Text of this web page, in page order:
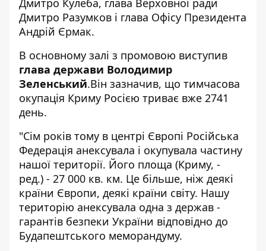
Дмитро Разумков і глава Офісу Президента
Андрій Єрмак.
В основному залі з промовою виступив
глава держави Володимир
Зеленський.Він зазначив, що тимчасова
окупація Криму Росією триває вже 2741
день.
"Сім років тому в центрі Європі Російська
Федерація анексувала і окупувала частину
нашої території. Його площа (Криму, -
ред.) - 27 000 кв. км. Це більше, ніж деякі
країни Європи, деякі країни світу. Нашу
територію анексувала одна з держав -
гарантів безпеки України відповідно до
Будапештського меморандуму.